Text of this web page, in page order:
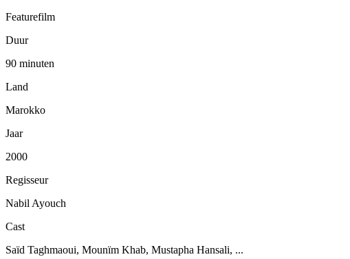
Featurefilm
Duur
90 minuten
Land
Marokko
Jaar
2000
Regisseur
Nabil Ayouch
Cast
Saïd Taghmaoui, Mounïm Khab, Mustapha Hansali, ...